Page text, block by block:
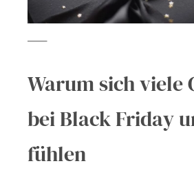
—–
Warum sich viele
bei Black Friday
fühlen